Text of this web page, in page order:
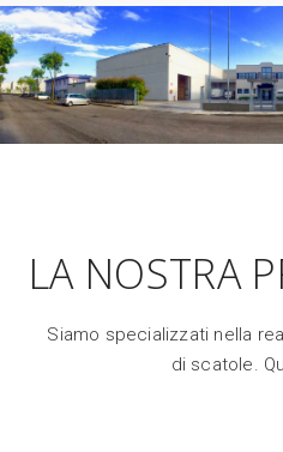
LA NOSTRA
Siamo specializzati nella
di scatole.